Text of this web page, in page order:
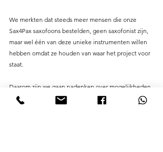
We merkten dat steeds meer mensen die onze
Sax4Pax saxofoons bestelden, geen saxofonist zijn,
maar wel één van deze unieke instrumenten willen
hebben omdat ze houden van waar het project voor
staat.
Daarom zijn we gaan nadenken over mogelijkheden
om de saxofoons te integreren in het interieur van